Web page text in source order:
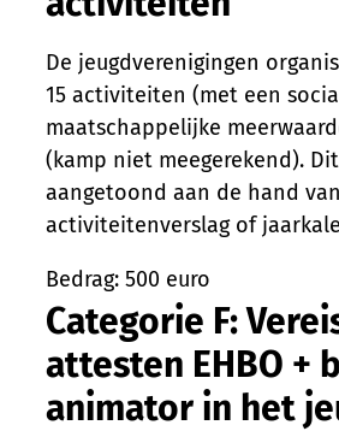
De jeugdverenigingen
15 activiteiten (met een
maatschappelijke
(kamp niet meegerekend).
aangetoond aan de hand
activiteitenverslag of
Bedrag: 500 euro
Categorie F:
attesten EHBO +
animator in het